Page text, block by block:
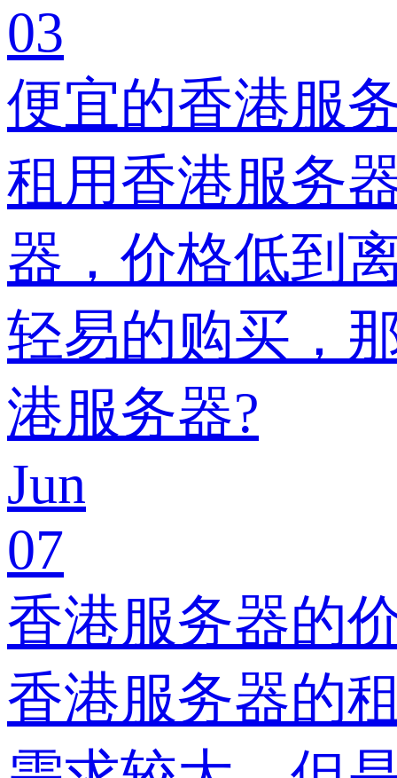
03
便宜的香港服
租用香港服务
器，价格低到
轻易的购买，
港服务器?
Jun
07
香港服务器的
香港服务器的